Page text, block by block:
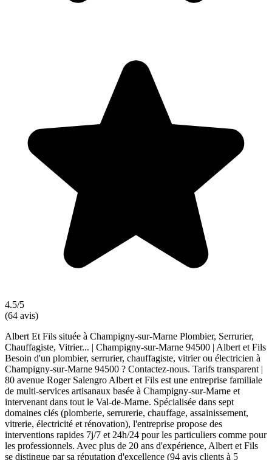
4.5/5
(64 avis)
Albert Et Fils située à Champigny-sur-Marne Plombier, Serrurier,
Chauffagiste, Vitrier... | Champigny-sur-Marne 94500 | Albert et Fils
Besoin d'un plombier, serrurier, chauffagiste, vitrier ou électricien à
Champigny-sur-Marne 94500 ? Contactez-nous. Tarifs transparent |
80 avenue Roger Salengro Albert et Fils est une entreprise familiale
de multi-services artisanaux basée à Champigny-sur-Marne et
intervenant dans tout le Val-de-Marne. Spécialisée dans sept
domaines clés (plomberie, serrurerie, chauffage, assainissement,
vitrerie, électricité et rénovation), l'entreprise propose des
interventions rapides 7j/7 et 24h/24 pour les particuliers comme pour
les professionnels. Avec plus de 20 ans d'expérience, Albert et Fils
se distingue par sa réputation d'excellence (94 avis clients à 5